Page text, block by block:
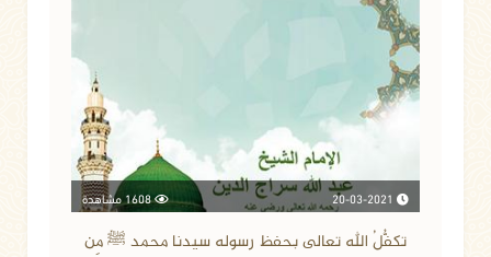
1608 مشاهدة
تكفُّلُ الله تعالى بحفظ رسوله سيدنا محمد ﷺ مِن